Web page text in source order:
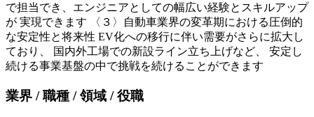
で担当でき、エンジニアとしての幅広い経験とスキルアップ
が 実現できます 〈３〉自動車業界の変革期における圧倒的
な安定性と将来性 EV化への移行に伴い需要がさらに拡大し
ており、 国内外工場での新設ライン立ち上げなど、 安定し
続ける事業基盤の中で挑戦を続けることができます
業界 / 職種 / 領域 / 役職